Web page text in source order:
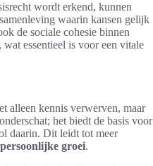
wordt erkend, kunnen
waarin kansen gelijk
de sociale cohesie binnen
essentieel is voor een vitale
alleen kennis verwerven, maar
het biedt de basis voor
daarin. Dit leidt tot meer
groei.